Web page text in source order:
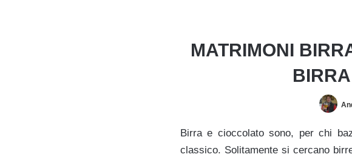
MATRIMONI
Birra e cioccolato sono, per chi
classico. Solitamente si cercano